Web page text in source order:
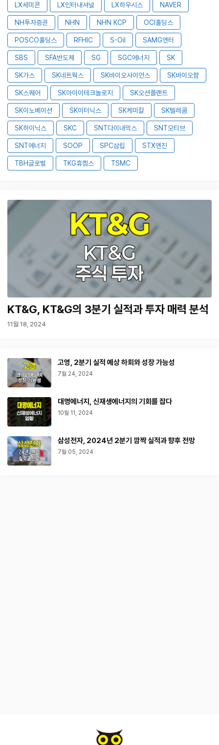
LX세미콘 LX인터내셔널 LX하우시스 NAVER
NH투자증권 NHN NHN KCP OCI홀딩스
POSCO홀딩스 RFHIC S-Oil SAMG엔터
SBS SFA반도체 SG SGC에너지 SK
SK가스 SK네트웍스 SK바이오사이언스 SK바이오팜
SK스퀘어 SK아이이테크놀로지 SK오션플랜트
SK이노베이션 SK이터닉스 SK케미칼 SK텔레콤
SK하이닉스 SKC SNT다이내믹스 SNT모티브
SNT에너지 SOOP SPC삼립 STX엔진
TBH글로벌 TKG휴켐스 TSMC
KT&G, KT&G의 3분기 실적과 투자 매력 분석
11월 18, 2024
고영, 2분기 실적 예상 하회와 성장 가능성
7월 24, 2024
대명에너지, 신재생에너지의 기회를 잡다
10월 11, 2024
삼성전자, 2024년 2분기 깜짝 실적과 향후 전망
7월 05, 2024